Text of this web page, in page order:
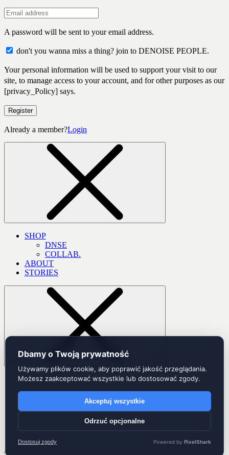
A password will be sent to your email address.
don't you wanna miss a thing? join to DENOISE PEOPLE.
Your personal information will be used to support your visit to our
site, to manage access to your account, and for other purposes as our
[privacy_Policy] says.
Register
Already a member?Login
SHOP
DNSE
COLLAB.
ABOUT
STORIES
Dbamy o Twoją prywatność
Używamy plików cookie, aby poprawić jakość przeglądania.
Możesz zaakceptować wszystkie lub dostosować zgody.
Akceptuj wszystkie
Odrzuć opcjonalne
Dostosuj zgody Powered by PixelShark